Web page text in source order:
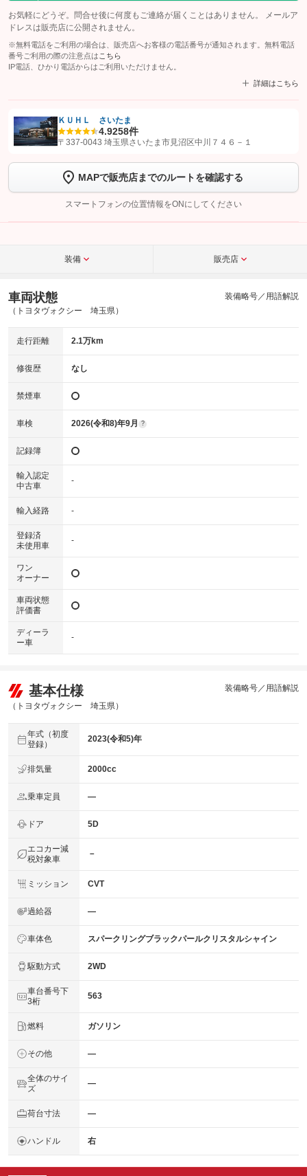
お気軽にどうぞ。問合せ後に何度もご連絡が届くことはありません。 メールア
ドレスは販売店に公開されません。
※無料電話をご利用の場合は、販売店へお客様の電話番号が通知されます。無料電話
番号ご利用の際の注意点は こちら
IP電話、ひかり電話からはご利用いただけません。
詳細はこちら
【STEP1】認証画面でグーネットを友だち追加してから「許可する」ボタンを押
トーク画面で
ボタンをタップして問い合わせを
完了してください。
こちら
ＫＵＨＬ さいたま
4.9258件
〒337-0043 埼玉県さいたま市見沼区中川７４６－１
MAPで販売店までのルートを確認する
スマートフォンの位置情報をONにしてください
装備 販売店
車両状態
（トヨタヴォクシー 埼玉県）
装備略号／用語解説
走行距離 2.1万km
修復歴 なし
禁煙車
車検 2026(令和8)年9月 ?
記録簿
輸入認定
中古車
-
輸入経路 -
登録済
未使用車
-
ワン
オーナー
車両状態
評価書
ディーラ
ー車
-
基本仕様
（トヨタヴォクシー 埼玉県）
装備略号／用語解説
年式（初度
登録）
2023(令和5)年
排気量 2000cc
乗車定員 ―
ドア 5D
エコカー減
税対象車
－
ミッション CVT
過給器 ―
車体色 スパークリングブラックパールクリスタルシャイン
駆動方式 2WD
車台番号下
3桁
563
燃料 ガソリン
その他 ―
全体のサイ
ズ
―
荷台寸法 ―
ハンドル 右